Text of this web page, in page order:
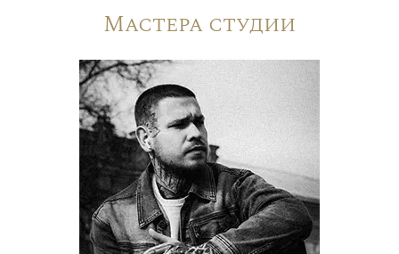
Мастера студии